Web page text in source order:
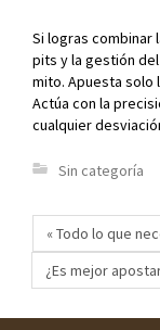
Si logras combinar
pits y la gestión
mito. Apuesta solo
Actúa con la
cualquier
Sin categoría
« Todo lo que
¿Es mejor